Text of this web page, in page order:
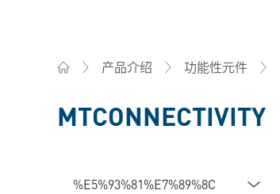
产品介绍 功能性元件
MTCONNECTIVITY
%E5%93%81%E7%89%8C